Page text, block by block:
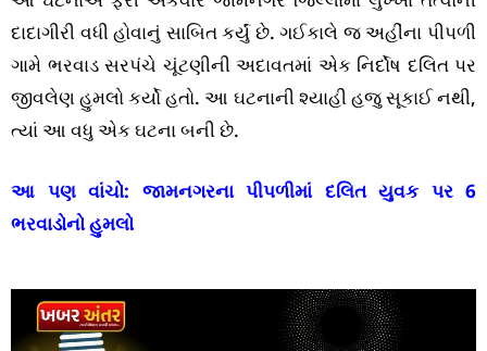
દાદાગીરી વધી હોવાનું સાબિત કર્યું છે. ગઈકાલે જ અહીંના પીપળી
ગામે ભરવાડ સરપંચે ચૂંટણીની અદાવતમાં એક નિર્દોષ દલિત પર
જીવલેણ હુમલો કર્યો હતો. આ ઘટનાની શ્યાહી હજુ સૂકાઈ નથી,
ત્યાં આ વધુ એક ઘટના બની છે.
આ પણ વાંચો: જામનગરના પીપળીમાં દલિત યુવક પર 6
ભરવાડોનો હુમલો